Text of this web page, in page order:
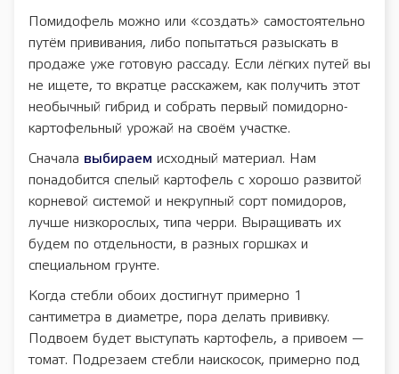
Помидофель можно или «создать» самостоятельно
путём прививания, либо попытаться разыскать в
продаже уже готовую рассаду. Если лёгких путей вы
не ищете, то вкратце расскажем, как получить этот
необычный гибрид и собрать первый помидорно-
картофельный урожай на своём участке.
Сначала выбираем исходный материал. Нам
понадобится спелый картофель с хорошо развитой
корневой системой и некрупный сорт помидоров,
лучше низкорослых, типа черри. Выращивать их
будем по отдельности, в разных горшках и
специальном грунте.
Когда стебли обоих достигнут примерно 1
сантиметра в диаметре, пора делать прививку.
Подвоем будет выступать картофель, а привоем —
томат. Подрезаем стебли наискосок, примерно под